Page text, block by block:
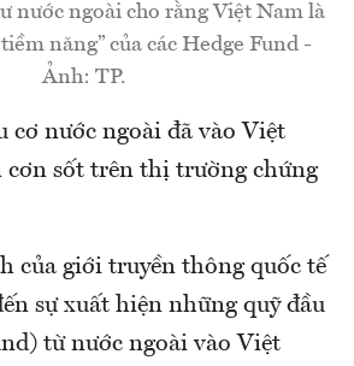
nước ngoài cho rằng Việt Nam là
năng” của các Hedge Fund -
Ảnh: TP.
cơ nước ngoài đã vào Việt
cơn sốt trên thị trường chứng
của giới truyền thông quốc tế
sự xuất hiện những quỹ đầu
từ nước ngoài vào Việt